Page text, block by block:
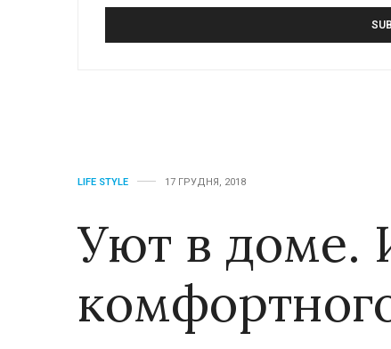
LIFE STYLE 17 ГРУДНЯ, 2018
Уют в доме.